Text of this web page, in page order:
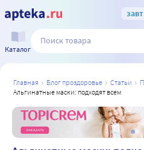
Каталог
главная блог проздоровье статьи
альгинатные маски: подходят всем